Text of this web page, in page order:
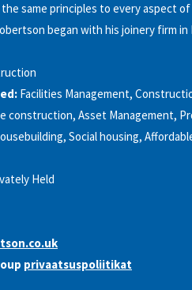
the same principles to every aspect
began with his joinery firm in
Facilities Management,
construction, Asset Management,
Social housing,
Held
privaatsuspoliitikat